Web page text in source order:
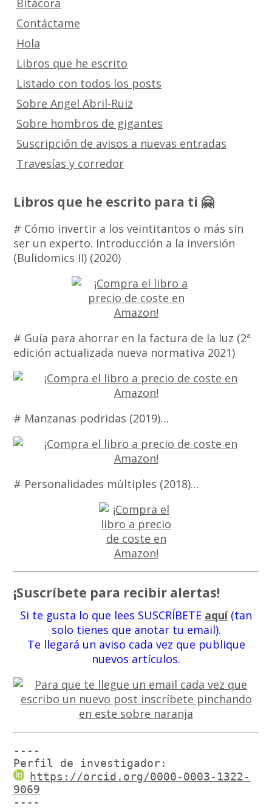
Bitácora
Contáctame
Hola
Libros que he escrito
Listado con todos los posts
Sobre Angel Abril-Ruiz
Sobre hombros de gigantes
Suscripción de avisos a nuevas entradas
Travesías y corredor
Libros que he escrito para ti 🤗
# Cómo invertir a los veintitantos o más sin
ser un experto. Introducción a la inversión
(Bulidomics II) (2020)
# Guía para ahorrar en la factura de la luz (2ª
edición actualizada nueva normativa 2021)
# Manzanas podridas (2019)…
# Personalidades múltiples (2018)…
¡Suscríbete para recibir alertas!
Si te gusta lo que lees SUSCRÍBETE aquí(tan
solo tienes que anotar tu email).
Te llegará un aviso cada vez que publique
nuevos artículos.
----
Perfil de investigador:
https://orcid.org/0000-0003-1322-
9069
----